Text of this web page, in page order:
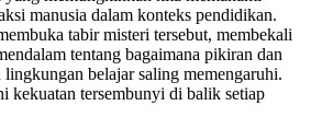
manusia dalam konteks pendidikan.
tabir misteri tersebut, membekali
tentang bagaimana pikiran dan
belajar saling memengaruhi.
kekuatan tersembunyi di balik setiap